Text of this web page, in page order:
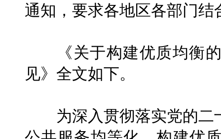
通知，要求各地区各部门
《关于构建优质均衡的
见》全文如下。
为深入贯彻落实党的二